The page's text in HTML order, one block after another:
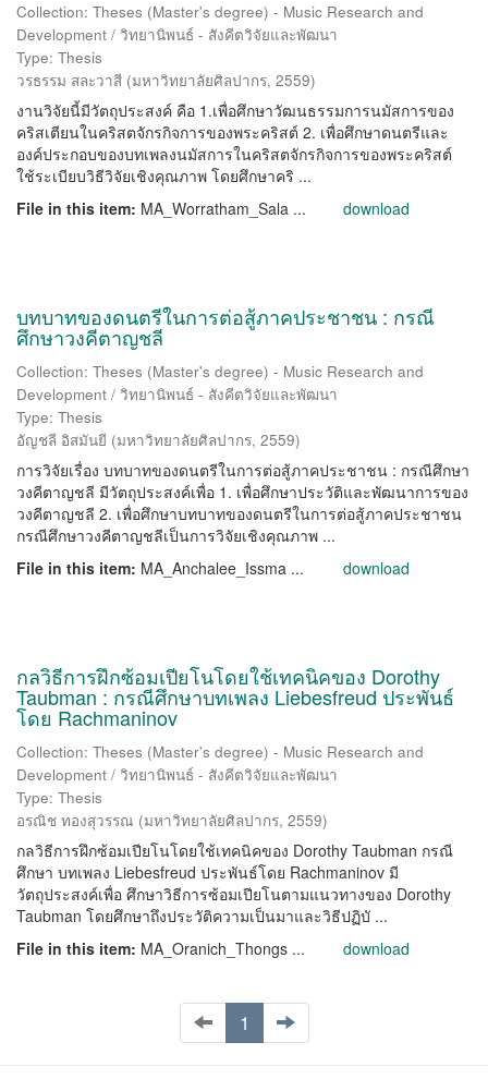
Collection: Theses (Master's degree) - Music Research and
Development / วิทยานิพนธ์ - สังคีตวิจัยและพัฒนา
Type: Thesis
วรธรรม สละวาสี (มหาวิทยาลัยศิลปากร, 2559)
งานวิจัยนี้มีวัตถุประสงค์ คือ 1.เพื่อศึกษาวัฒนธรรมการนมัสการของ
คริสเตียนในคริสตจักรกิจการของพระคริสต์ 2. เพื่อศึกษาดนตรีและ
องค์ประกอบของบทเพลงนมัสการในคริสตจักรกิจการของพระคริสต์
ใช้ระเบียบวิธีวิจัยเชิงคุณภาพ โดยศึกษาคริ ...
File in this item: MA_Worratham_Sala ... download
บทบาทของดนตรีในการต่อสู้ภาคประชาชน : กรณี
ศึกษาวงคีตาญชลี
Collection: Theses (Master's degree) - Music Research and
Development / วิทยานิพนธ์ - สังคีตวิจัยและพัฒนา
Type: Thesis
อัญชลี อิสมันยี (มหาวิทยาลัยศิลปากร, 2559)
การวิจัยเรื่อง บทบาทของดนตรีในการต่อสู้ภาคประชาชน : กรณีศึกษา
วงคีตาญชลี มีวัตถุประสงค์เพื่อ 1. เพื่อศึกษาประวัติและพัฒนาการของ
วงคีตาญชลี 2. เพื่อศึกษาบทบาทของดนตรีในการต่อสู้ภาคประชาชน
กรณีศึกษาวงคีตาญชลีเป็นการวิจัยเชิงคุณภาพ ...
File in this item: MA_Anchalee_Issma ... download
กลวิธีการฝึกซ้อมเปียโนโดยใช้เทคนิคของ Dorothy
Taubman : กรณีศึกษาบทเพลง Liebesfreud ประพันธ์
โดย Rachmaninov
Collection: Theses (Master's degree) - Music Research and
Development / วิทยานิพนธ์ - สังคีตวิจัยและพัฒนา
Type: Thesis
อรณิช ทองสุวรรณ (มหาวิทยาลัยศิลปากร, 2559)
กลวิธีการฝึกซ้อมเปียโนโดยใช้เทคนิคของ Dorothy Taubman กรณี
ศึกษา บทเพลง Liebesfreud ประพันธ์โดย Rachmaninov มี
วัตถุประสงค์เพื่อ ศึกษาวิธีการซ้อมเปียโนตามแนวทางของ Dorothy
Taubman โดยศึกษาถึงประวัติความเป็นมาและวิธีปฏิบั ...
File in this item: MA_Oranich_Thongs ... download
1